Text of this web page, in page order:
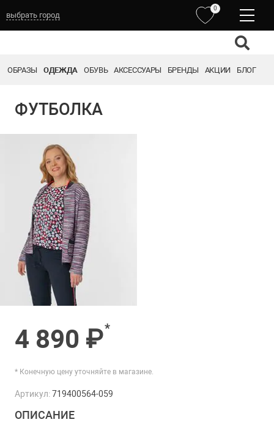
выбрать город
0
ОБРАЗЫ ОДЕЖДА ОБУВЬ АКСЕССУАРЫ БРЕНДЫ АКЦИИ БЛОГ
ФУТБОЛКА
4 890 ₽*
* Конечную цену уточняйте в магазине.
Артикул:719400564-059
ОПИСАНИЕ